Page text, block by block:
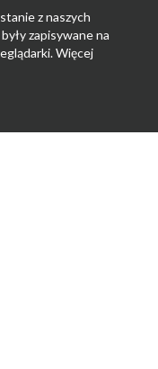
z naszych
zapisywane na
Więcej